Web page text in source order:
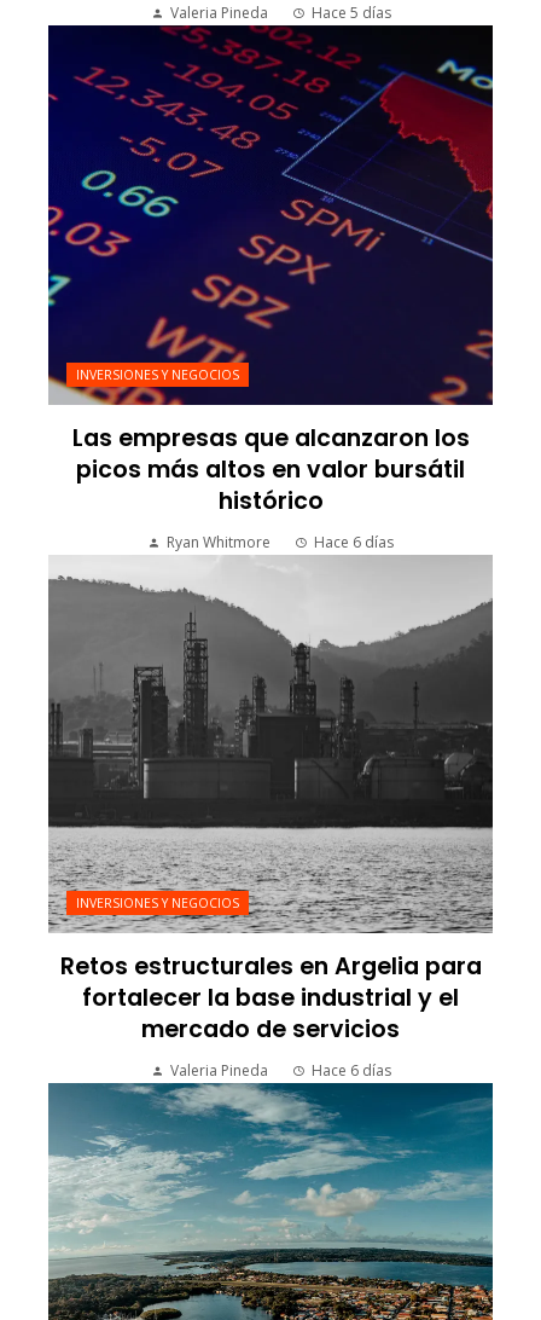
Valeria Pineda Hace 5 días
INVERSIONES Y NEGOCIOS
Las empresas que alcanzaron los
picos más altos en valor bursátil
histórico
Ryan Whitmore Hace 6 días
INVERSIONES Y NEGOCIOS
Retos estructurales en Argelia para
fortalecer la base industrial y el
mercado de servicios
Valeria Pineda Hace 6 días